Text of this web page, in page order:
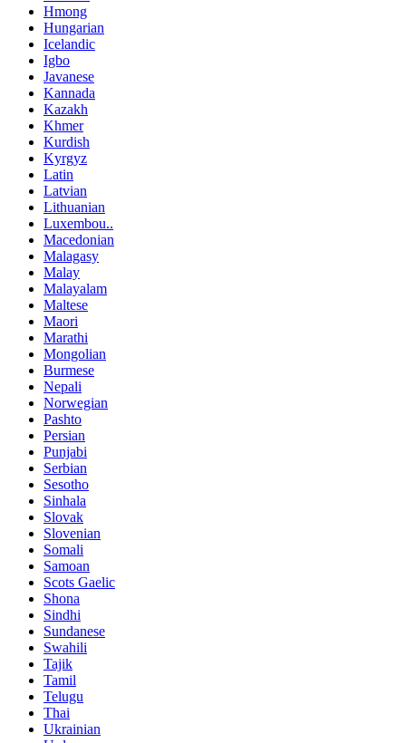
Hmong
Hungarian
Icelandic
Igbo
Javanese
Kannada
Kazakh
Khmer
Kurdish
Kyrgyz
Latin
Latvian
Lithuanian
Luxembou..
Macedonian
Malagasy
Malay
Malayalam
Maltese
Maori
Marathi
Mongolian
Burmese
Nepali
Norwegian
Pashto
Persian
Punjabi
Serbian
Sesotho
Sinhala
Slovak
Slovenian
Somali
Samoan
Scots Gaelic
Shona
Sindhi
Sundanese
Swahili
Tajik
Tamil
Telugu
Thai
Ukrainian